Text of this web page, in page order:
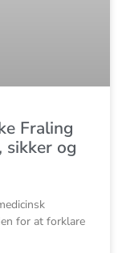
Fraling
sikker og
for at forklare